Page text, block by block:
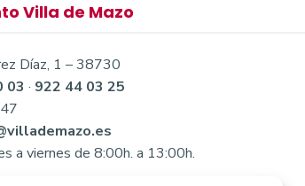
Villa de Mazo
Díaz, 1 – 38730
03 · 922 44 03 25
a viernes de 8:00h. a 13:00h.